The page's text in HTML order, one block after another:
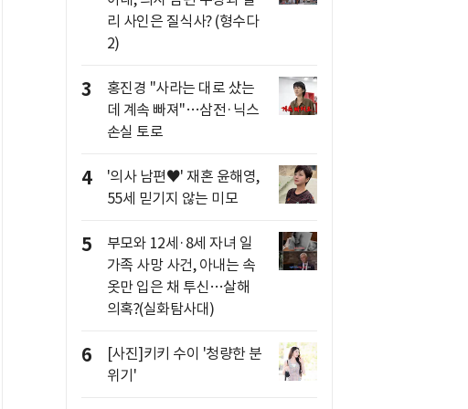
리 사인은 질식사? (형수다
2)
3
홍진경 "사라는 대로 샀는
데 계속 빠져"…삼전·닉스
손실 토로
4
'의사 남편♥' 재혼 윤해영,
55세 믿기지 않는 미모
5
부모와 12세·8세 자녀 일
가족 사망 사건, 아내는 속
옷만 입은 채 투신…살해
의혹?(실화탐사대)
6
[사진]키키 수이 '청량한 분
위기'